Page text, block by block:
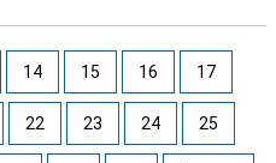
14 15 16 17
22 23 24 25